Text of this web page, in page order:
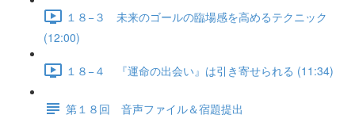
１８−３ 未来のゴールの臨場感を高めるテクニック
(12:00)
１８−４ 『運命の出会い』は引き寄せられる (11:34)
第１８回 音声ファイル＆宿題提出